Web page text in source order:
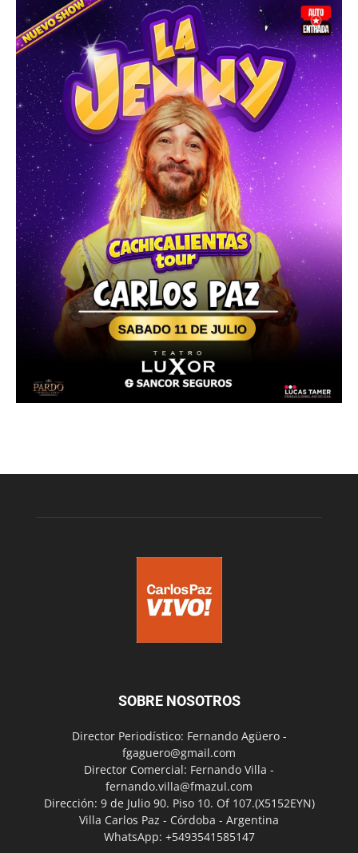
SOBRE NOSOTROS
Director Periodístico: Fernando Agüero -
fgaguero@gmail.com
Director Comercial: Fernando Villa -
fernando.villa@fmazul.com
Dirección: 9 de Julio 90. Piso 10. Of 107.(X5152EYN)
Villa Carlos Paz - Córdoba - Argentina
WhatsApp: +5493541585147